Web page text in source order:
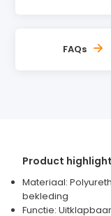
FAQs
Product
Materiaal:
bekleding
Functie: